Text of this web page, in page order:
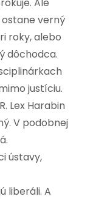
ostane verný
roky, alebo
dôchodca.
justíciu.
Lex Harabin
V podobnej
ústavy,
liberáli. A